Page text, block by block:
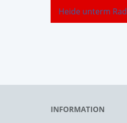
Heide unterm Rad
INFORMATION